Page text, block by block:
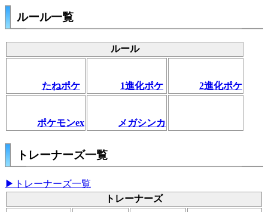
ルール一覧
ルール
たねポケ 1進化ポケ 2進化ポケ
ポケモンex メガシンカ
トレーナーズ一覧
▶トレーナーズ一覧
トレーナーズ